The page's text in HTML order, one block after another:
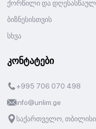
ქორწილი და
ბიზნესისთვის
სხვა
კონტატები
+995 706 070 498
info@unlim.ge
საქართველო,